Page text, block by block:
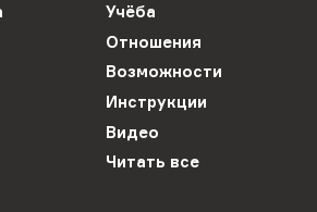
Учёба
Отношения
Возможности
Инструкции
Видео
Читать все